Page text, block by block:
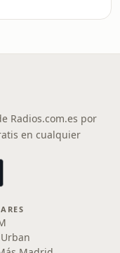
Radios.com.es por
en cualquier